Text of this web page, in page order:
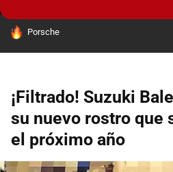
HOY SE HABLA DE
Porsche
¡Filtrado! Suzuki
su nuevo rostro que
el próximo año